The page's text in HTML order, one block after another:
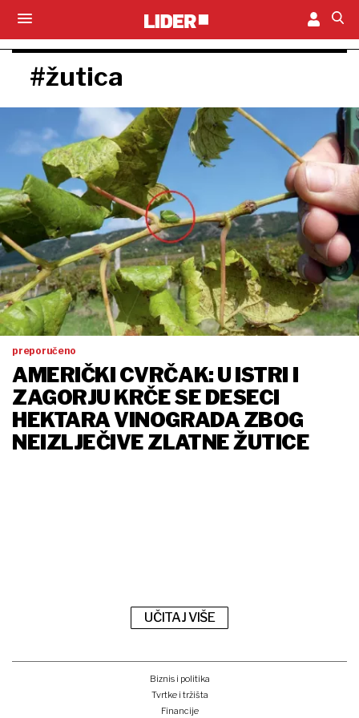
#žutica
preporučeno
AMERIČKI CVRČAK: U ISTRI I
ZAGORJU KRČE SE DESECI
HEKTARA VINOGRADA ZBOG
NEIZLJEČIVE ZLATNE ŽUTICE
UČITAJ VIŠE
Biznis i politika
Tvrtke i tržišta
Financije